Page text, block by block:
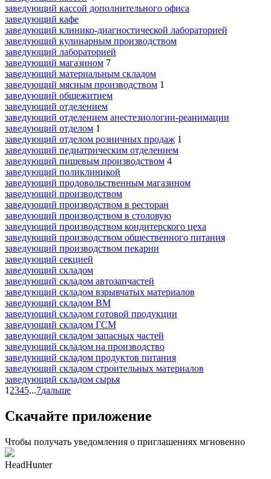
заведующий кассой дополнительного офиса
заведующий кафе
заведующий клинико-диагностической лабораторией
заведующий кулинарным производством
заведующий лабораторией
заведующий магазином 7
заведующий материальным складом
заведующий мясным производством 1
заведующий общежитием
заведующий отделением
заведующий отделением анестезиологии-реанимации
заведующий отделом 1
заведующий отделом розничных продаж 1
заведующий педиатрическим отделением
заведующий пищевым производством 4
заведующий поликлиникой
заведующий продовольственным магазином
заведующий производством
заведующий производством в ресторан
заведующий производством в столовую
заведующий производством кондитерского цеха
заведующий производством общественного питания
заведующий производством пекарни
заведующий секцией
заведующий складом
заведующий складом автозапчастей
заведующий складом взрывчатых материалов
заведующий складом ВМ
заведующий складом готовой продукции
заведующий складом ГСМ
заведующий складом запасных частей
заведующий складом на производство
заведующий складом продуктов питания
заведующий складом строительных материалов
заведующий складом сырья
1 2345...7дальше
Скачайте приложение
Чтобы получать уведомления о приглашениях мгновенно
HeadHunter